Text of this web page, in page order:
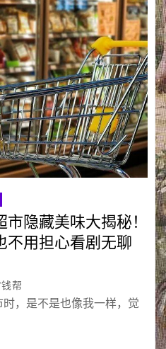
隐藏美味大揭秘！
不用担心看剧无聊
帮
，是不是也像我一样，觉